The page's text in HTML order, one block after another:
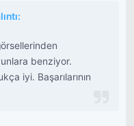
benziyor.
iyi. Başarılarının